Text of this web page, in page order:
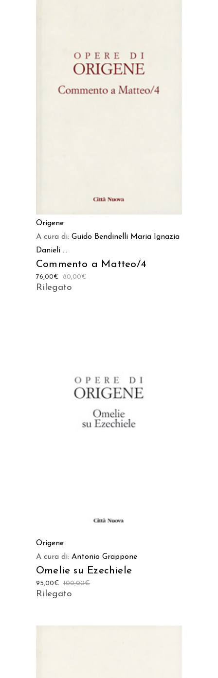
Origene
A cura di: Guido Bendinelli Maria Ignazia
Danieli ...
Commento a Matteo/4
80,00€
76,00€
Rilegato
AGGIUNGI AL CARRELLO
Origene
A cura di: Antonio Grappone
Omelie su Ezechiele
100,00€
95,00€
Rilegato